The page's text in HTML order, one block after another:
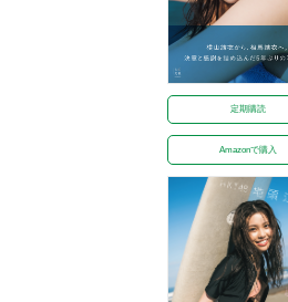
定期購読
Amazonで購入